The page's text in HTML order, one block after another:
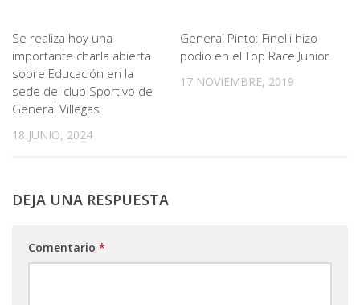
Se realiza hoy una
importante charla abierta
sobre Educación en la
sede del club Sportivo de
General Villegas
18 JUNIO, 2024
General Pinto: Finelli hizo
podio en el Top Race Junior
17 NOVIEMBRE, 2019
DEJA UNA RESPUESTA
Comentario *